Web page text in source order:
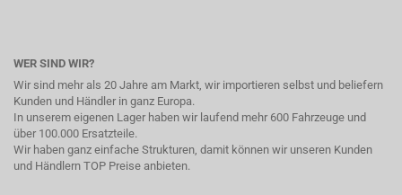
WER SIND WIR?
Wir sind mehr als 20 Jahre am Markt, wir importieren selbst und beliefern
Kunden und Händler in ganz Europa.
In unserem eigenen Lager haben wir laufend mehr 600 Fahrzeuge und
über 100.000 Ersatzteile.
Wir haben ganz einfache Strukturen, damit können wir unseren Kunden
und Händlern TOP Preise anbieten.